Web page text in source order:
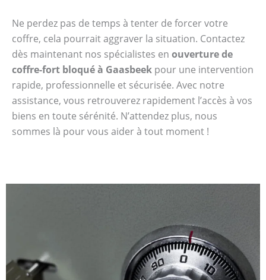
Ne perdez pas de temps à tenter de forcer votre
coffre, cela pourrait aggraver la situation. Contactez
dès maintenant nos spécialistes en ouverture de
coffre-fort bloqué à Gaasbeek pour une intervention
rapide, professionnelle et sécurisée. Avec notre
assistance, vous retrouverez rapidement l’accès à vos
biens en toute sérénité. N’attendez plus, nous
sommes là pour vous aider à tout moment !